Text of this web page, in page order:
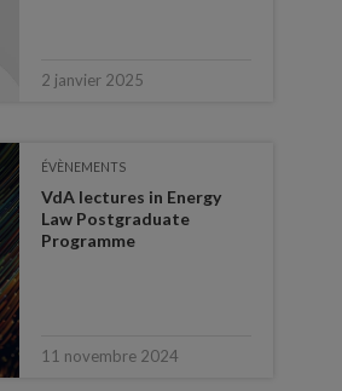
2 janvier 2025
ÉVÈNEMENTS
VdA lectures in Energy
Law Postgraduate
Programme
11 novembre 2024